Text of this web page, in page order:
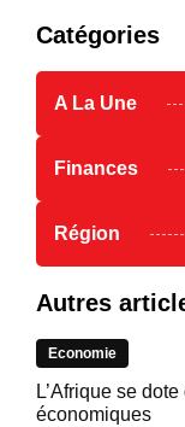
Catégories
A La Une
Finances
Région
Autres
Economie
L’Afrique se
économiques